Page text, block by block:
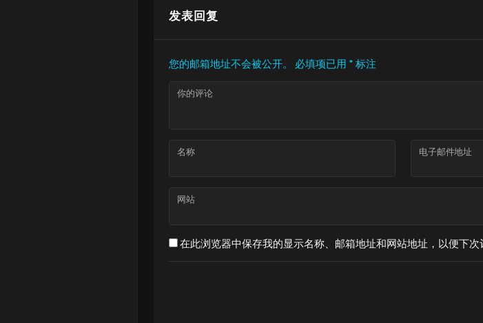
发表回复
您的邮箱地址不会被公开。 必填项已用 * 标注
你的评论
名称 电子邮件地址
网站
在此浏览器中保存我的显示名称、邮箱地址和网站地址，以便下次